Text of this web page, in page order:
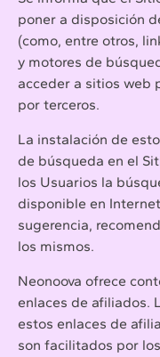
poner a disposición
(como, entre otros,
y motores de
acceder a sitios web
por terceros.
La instalación de
de búsqueda en el
los Usuarios la
disponible en
sugerencia,
los mismos.
Neonoova ofrece
enlaces de afiliados.
estos enlaces de
son facilitados por